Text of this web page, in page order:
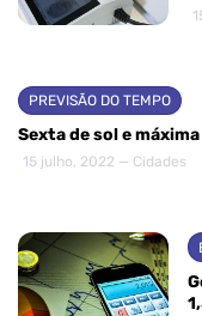
PREVISÃO DO TEMPO
Sexta de sol e
15 julho, 2022 — Cidades